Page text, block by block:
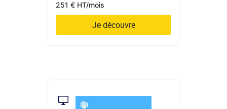
251 € HT/mois
Je découvre